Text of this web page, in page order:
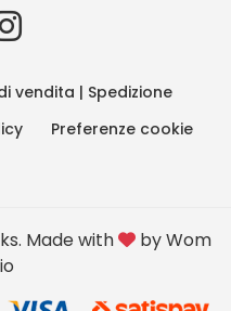
vendita | Spedizione
Preferenze cookie
Made with byWom